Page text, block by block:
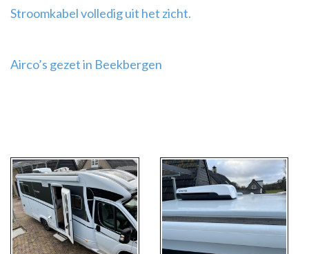
Stroomkabel volledig uit het zicht.
Airco’s gezet in Beekbergen